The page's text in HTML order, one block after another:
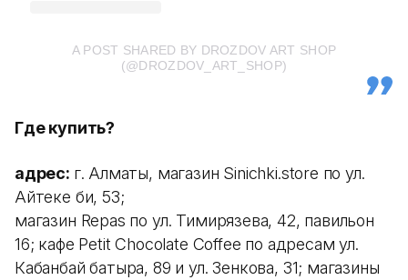
A POST SHARED BY DROZDOV ART SHOP
(@DROZDOV_ART_SHOP)
Где купить?
адрес: г. Алматы, магазин Sinichki.store по ул.
Айтеке би, 53;
магазин Repas по ул. Тимирязева, 42, павильон
16; кафе Petit Chocolate Coffee по адресам ул.
Кабанбай батыра, 89 и ул. Зенкова, 31; магазины